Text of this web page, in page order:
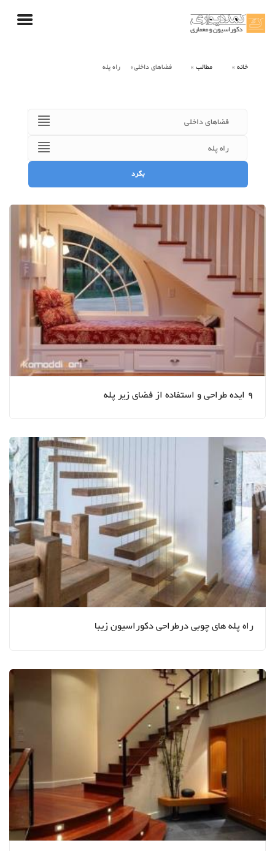
خانه مطالب فضاهای داخلی راه پله
9 ایده طراحی و استفاده از فضای زیر پله
راه پله های چوبی درطراحی دکوراسیون زیبا